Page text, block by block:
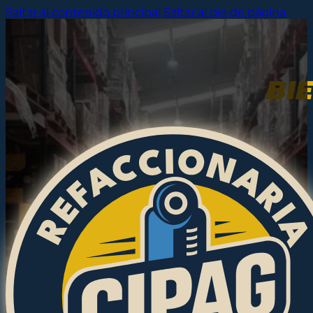
Saltar al contenido principal Saltar al pie de página